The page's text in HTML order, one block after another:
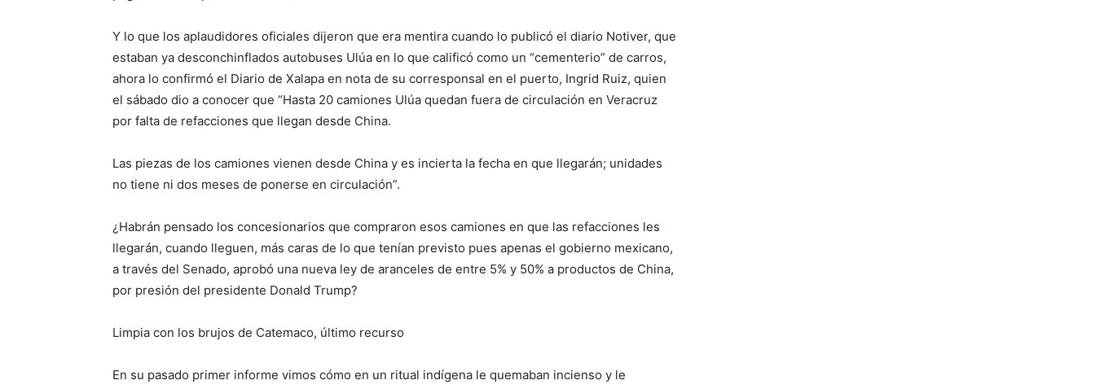
Y lo que los aplaudidores oficiales dijeron que era mentira cuando lo publicó el diario Notiver, que
estaban ya desconchinflados autobuses Ulúa en lo que calificó como un “cementerio” de carros,
ahora lo confirmó el Diario de Xalapa en nota de su corresponsal en el puerto, Ingrid Ruiz, quien
el sábado dio a conocer que “Hasta 20 camiones Ulúa quedan fuera de circulación en Veracruz
por falta de refacciones que llegan desde China.
Las piezas de los camiones vienen desde China y es incierta la fecha en que llegarán; unidades
no tiene ni dos meses de ponerse en circulación”.
¿Habrán pensado los concesionarios que compraron esos camiones en que las refacciones les
llegarán, cuando lleguen, más caras de lo que tenían previsto pues apenas el gobierno mexicano,
a través del Senado, aprobó una nueva ley de aranceles de entre 5% y 50% a productos de China,
por presión del presidente Donald Trump?
Limpia con los brujos de Catemaco, último recurso
En su pasado primer informe vimos cómo en un ritual indígena le quemaban incienso y le